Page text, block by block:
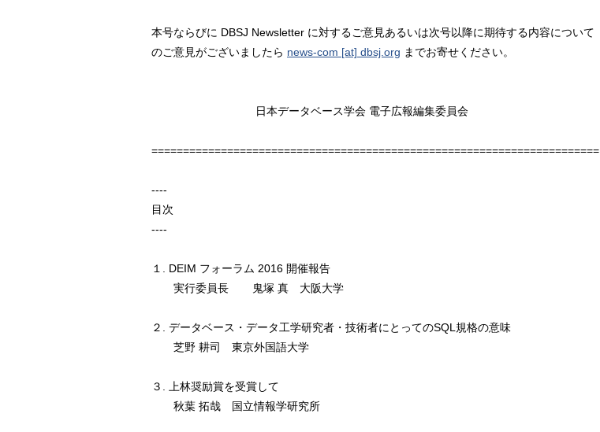
本号ならびに DBSJ Newsletter に対するご意見あるいは次号以降に期待する内容について
のご意見がございましたら news-com [at] dbsj.org までお寄せください。
日本データベース学会 電子広報編集委員会
=======================================================================
----
目次
----
１. DEIM フォーラム 2016 開催報告
実行委員長
鬼塚 真 大阪大学
２. データベース・データ工学研究者・技術者にとってのSQL規格の意味
芝野 耕司 東京外国語大学
３. 上林奨励賞を受賞して
秋葉 拓哉 国立情報学研究所